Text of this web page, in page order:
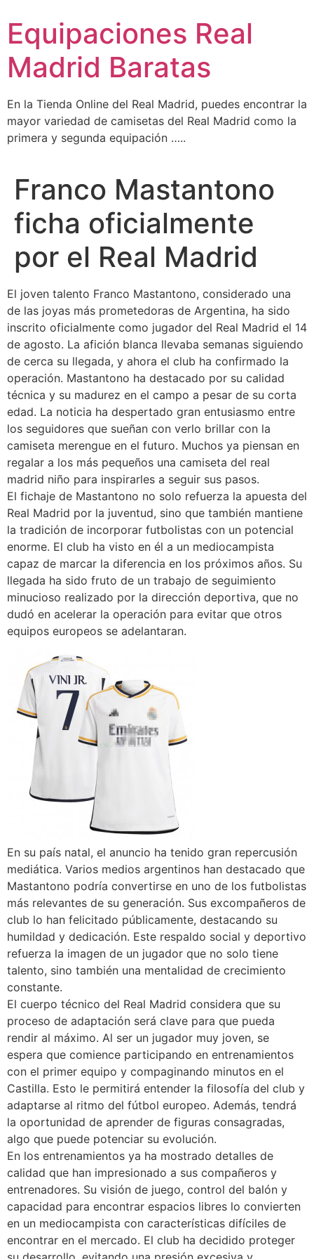
contenido
Equipaciones Real
Madrid Baratas
En la Tienda Online del Real Madrid, puedes encontrar la
mayor variedad de camisetas del Real Madrid como la
primera y segunda equipación …..
Franco Mastantono
ficha oficialmente
por el Real Madrid
El joven talento Franco Mastantono, considerado una
de las joyas más prometedoras de Argentina, ha sido
inscrito oficialmente como jugador del Real Madrid el 14
de agosto. La afición blanca llevaba semanas siguiendo
de cerca su llegada, y ahora el club ha confirmado la
operación. Mastantono ha destacado por su calidad
técnica y su madurez en el campo a pesar de su corta
edad. La noticia ha despertado gran entusiasmo entre
los seguidores que sueñan con verlo brillar con la
camiseta merengue en el futuro. Muchos ya piensan en
regalar a los más pequeños una camiseta del real
madrid niño para inspirarles a seguir sus pasos.
El fichaje de Mastantono no solo refuerza la apuesta del
Real Madrid por la juventud, sino que también mantiene
la tradición de incorporar futbolistas con un potencial
enorme. El club ha visto en él a un mediocampista
capaz de marcar la diferencia en los próximos años. Su
llegada ha sido fruto de un trabajo de seguimiento
minucioso realizado por la dirección deportiva, que no
dudó en acelerar la operación para evitar que otros
equipos europeos se adelantaran.
En su país natal, el anuncio ha tenido gran repercusión
mediática. Varios medios argentinos han destacado que
Mastantono podría convertirse en uno de los futbolistas
más relevantes de su generación. Sus excompañeros de
club lo han felicitado públicamente, destacando su
humildad y dedicación. Este respaldo social y deportivo
refuerza la imagen de un jugador que no solo tiene
talento, sino también una mentalidad de crecimiento
constante.
El cuerpo técnico del Real Madrid considera que su
proceso de adaptación será clave para que pueda
rendir al máximo. Al ser un jugador muy joven, se
espera que comience participando en entrenamientos
con el primer equipo y compaginando minutos en el
Castilla. Esto le permitirá entender la filosofía del club y
adaptarse al ritmo del fútbol europeo. Además, tendrá
la oportunidad de aprender de figuras consagradas,
algo que puede potenciar su evolución.
En los entrenamientos ya ha mostrado detalles de
calidad que han impresionado a sus compañeros y
entrenadores. Su visión de juego, control del balón y
capacidad para encontrar espacios libres lo convierten
en un mediocampista con características difíciles de
encontrar en el mercado. El club ha decidido proteger